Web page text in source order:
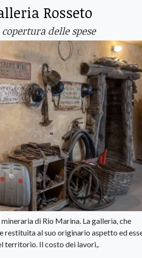
Rosseto
delle spese
di Rio Marina. La galleria, che
restituita al suo originario aspetto ed
territorio. Il costo dei lavori,.